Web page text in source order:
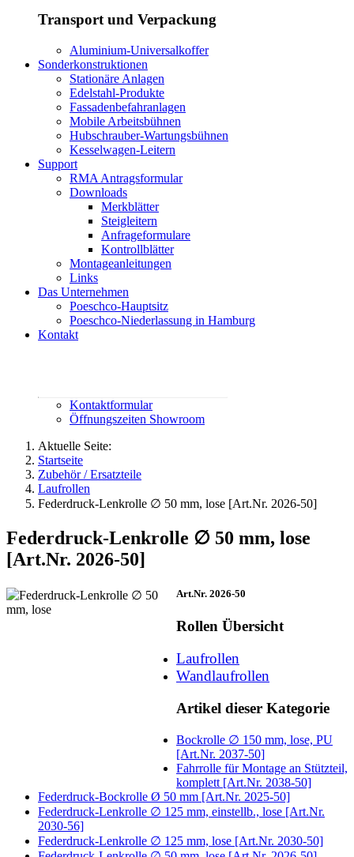
Transport und Verpackung
Aluminium-Universalkoffer
Sonderkonstruktionen
Stationäre Anlagen
Edelstahl-Produkte
Fassadenbefahranlagen
Mobile Arbeitsbühnen
Hubschrauber-Wartungsbühnen
Kesselwagen-Leitern
Support
RMA Antragsformular
Downloads
Merkblätter
Steigleitern
Anfrageformulare
Kontrollblätter
Montageanleitungen
Links
Das Unternehmen
Poeschco-Hauptsitz
Poeschco-Niederlassung in Hamburg
Kontakt
Kontaktformular
Öffnungszeiten Showroom
Aktuelle Seite:
Startseite
Zubehör / Ersatzteile
Laufrollen
Federdruck-Lenkrolle ∅ 50 mm, lose [Art.Nr. 2026-50]
Federdruck-Lenkrolle ∅ 50 mm, lose
[Art.Nr. 2026-50]
Art.Nr. 2026-50
Rollen Übersicht
Laufrollen
Wandlaufrollen
Artikel dieser Kategorie
Bockrolle ∅ 150 mm, lose, PU
[Art.Nr. 2037-50]
Fahrrolle für Montage an Stützteil,
komplett [Art.Nr. 2038-50]
Federdruck-Bockrolle Ø 50 mm [Art.Nr. 2025-50]
Federdruck-Lenkrolle ∅ 125 mm, einstellb., lose [Art.Nr.
2030-56]
Federdruck-Lenkrolle ∅ 125 mm, lose [Art.Nr. 2030-50]